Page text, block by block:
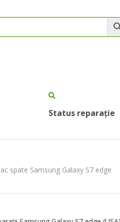
Status reparație
spate Samsung Galaxy S7 edge